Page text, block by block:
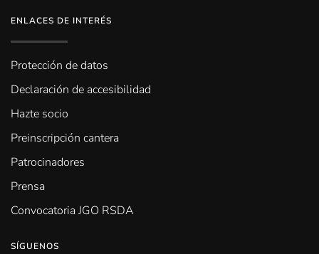
ENLACES DE INTERÉS
Protección de datos
Declaración de accesibilidad
Hazte socio
Preinscripción cantera
Patrocinadores
Prensa
Convocatoria JGO RSDA
SÍGUENOS